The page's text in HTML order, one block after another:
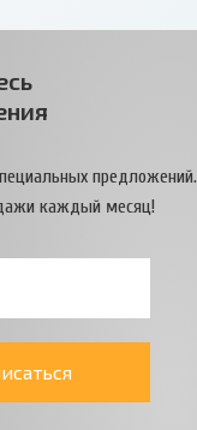
предложений.
каждый месяц!